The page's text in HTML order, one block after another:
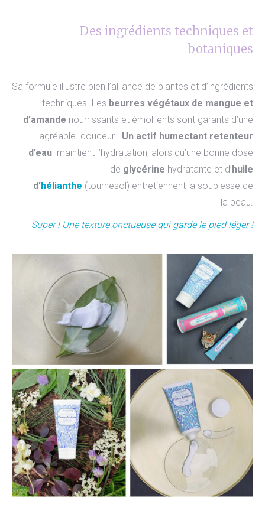
Des ingrédients techniques et
botaniques
Sa formule illustre bien l’alliance de plantes et d’ingrédients
techniques. Les beurres végétaux de mangue et
d’amande nourrissants et émollients sont garants d’une
agréable douceur . Un actif humectant retenteur
d’eau maintient l’hydratation, alors qu’une bonne dose
de glycérine hydratante et d’ huile
d’hélianthe (tournesol) entretiennent la souplesse de
la peau.
Super ! Une texture onctueuse qui garde le pied léger !